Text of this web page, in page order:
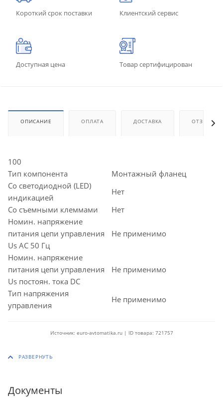
Короткий срок поставки Клиентский сервис
Доступная цена Товар сертифицирован
ОПИСАНИЕ ОПЛАТА ДОСТАВКА ОТЗЫВЫ
100
Тип компонента
Монтажный фланец
Со светодиодной (LED)
индикацией
Нет
Со съемными клеммами
Нет
Номин. напряжение
питания цепи управления
Us AC 50 Гц
Не применимо
Номин. напряжение
питания цепи управления
Us постоян. тока DC
Не применимо
Тип напряжения
управления
Не применимо
Источник: euro-avtomatika.ru | ID товара: 721757
Документы